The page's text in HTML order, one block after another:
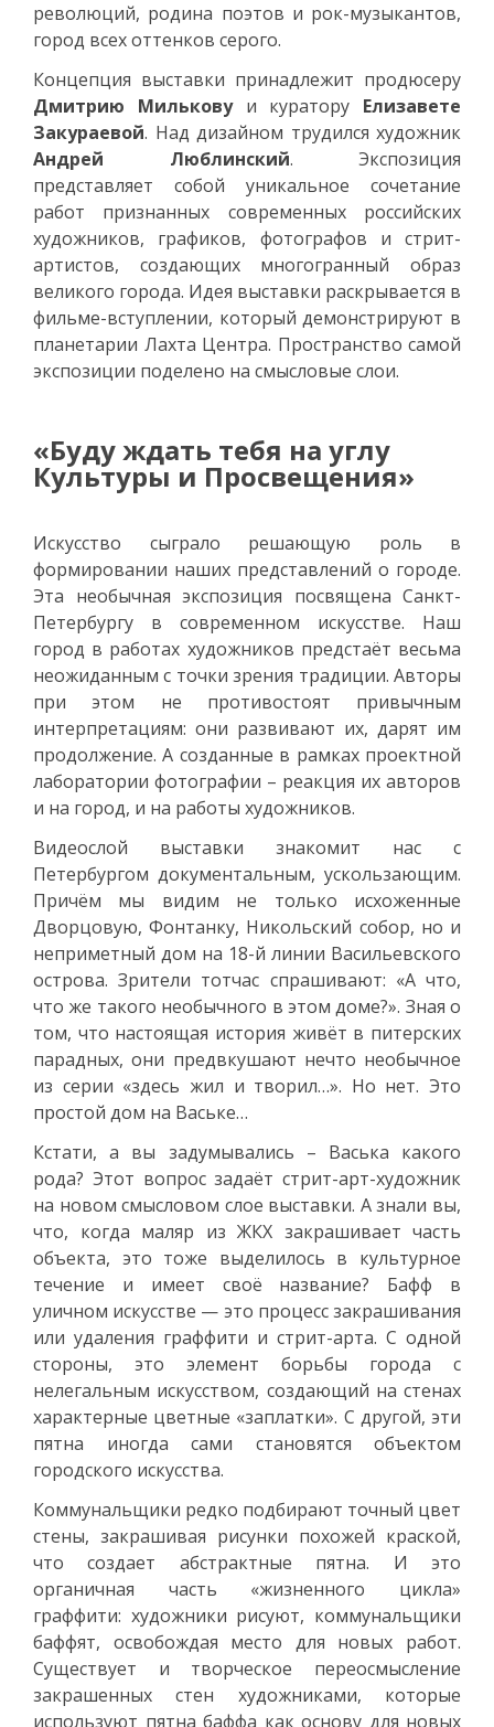
революций, родина поэтов и рок-музыкантов,
город всех оттенков серого.
Концепция выставки принадлежит продюсеру
Дмитрию Мильковуи куратору Елизавете
Закураевой. Над дизайном трудился художник
Андрей Люблинский. Экспозиция
представляет собой уникальное сочетание
работ признанных современных российских
художников, графиков, фотографов и стрит-
артистов, создающих многогранный образ
великого города. Идея выставки раскрывается в
фильме-вступлении, который демонстрируют в
планетарии Лахта Центра. Пространство самой
экспозиции поделено на смысловые слои.
«Буду ждать тебя на углу
Культуры и Просвещения»
Искусство сыграло решающую роль в
формировании наших представлений о городе.
Эта необычная экспозиция посвящена Санкт-
Петербургу в современном искусстве. Наш
город в работах художников предстаёт весьма
неожиданным с точки зрения традиции. Авторы
при этом не противостоят привычным
интерпретациям: они развивают их, дарят им
продолжение. А созданные в рамках проектной
лаборатории фотографии – реакция их авторов
и на город, и на работы художников.
Видеослой выставки знакомит нас с
Петербургом документальным, ускользающим.
Причём мы видим не только исхоженные
Дворцовую, Фонтанку, Никольский собор, но и
неприметный дом на 18-й линии Васильевского
острова. Зрители тотчас спрашивают: «А что,
что же такого необычного в этом доме?». Зная о
том, что настоящая история живёт в питерских
парадных, они предвкушают нечто необычное
из серии «здесь жил и творил…». Но нет. Это
простой дом на Ваське…
Кстати, а вы задумывались – Васька какого
рода? Этот вопрос задаёт стрит-арт-художник
на новом смысловом слое выставки. А знали вы,
что, когда маляр из ЖКХ закрашивает часть
объекта, это тоже выделилось в культурное
течение и имеет своё название? Бафф в
уличном искусстве — это процесс закрашивания
или удаления граффити и стрит-арта. С одной
стороны, это элемент борьбы города с
нелегальным искусством, создающий на стенах
характерные цветные «заплатки». С другой, эти
пятна иногда сами становятся объектом
городского искусства.
Коммунальщики редко подбирают точный цвет
стены, закрашивая рисунки похожей краской,
что создает абстрактные пятна. И это
органичная часть «жизненного цикла»
граффити: художники рисуют, коммунальщики
баффят, освобождая место для новых работ.
Существует и творческое переосмысление
закрашенных стен художниками, которые
используют пятна баффа как основу для новых